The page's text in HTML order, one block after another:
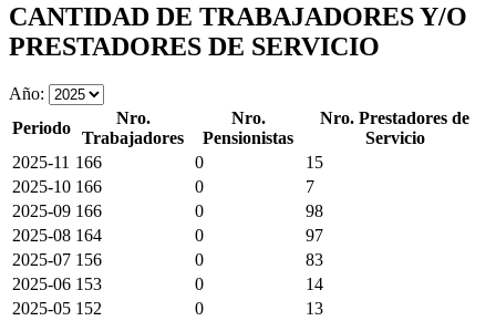
CANTIDAD DE TRABAJADORES Y/O
PRESTADORES DE SERVICIO
Año:
Periodo
Nro.
Trabajadores
Nro.
Pensionistas
Nro. Prestadores de
Servicio
2025-11 166 0
15
2025-10 166 0
7
2025-09 166 0
98
2025-08 164 0
97
2025-07 156 0
83
2025-06 153 0
14
2025-05 152 0
13